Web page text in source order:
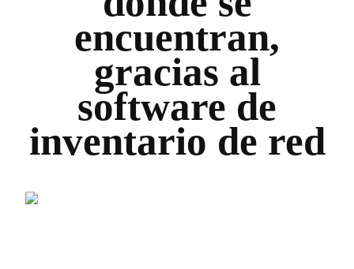
encuentran,
gracias al
software de
inventario de red